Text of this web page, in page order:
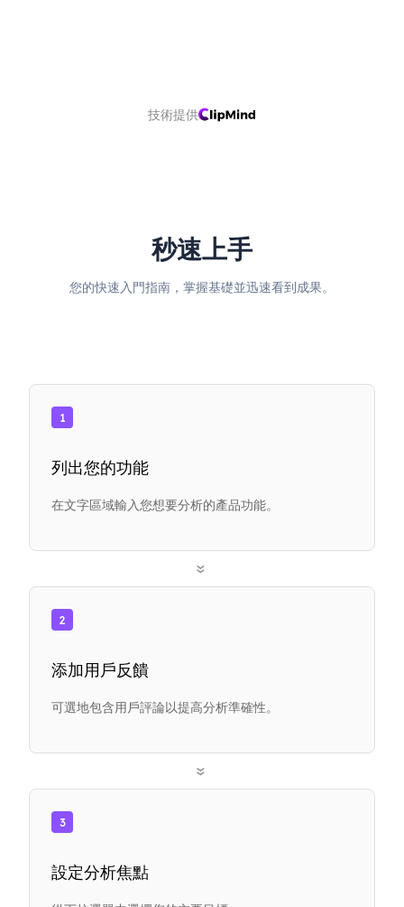
技術提供
秒速上手
您的快速入門指南，掌握基礎並迅速看到成果。
1
列出您的功能
在文字區域輸入您想要分析的產品功能。
»
2
添加用戶反饋
可選地包含用戶評論以提高分析準確性。
»
3
設定分析焦點